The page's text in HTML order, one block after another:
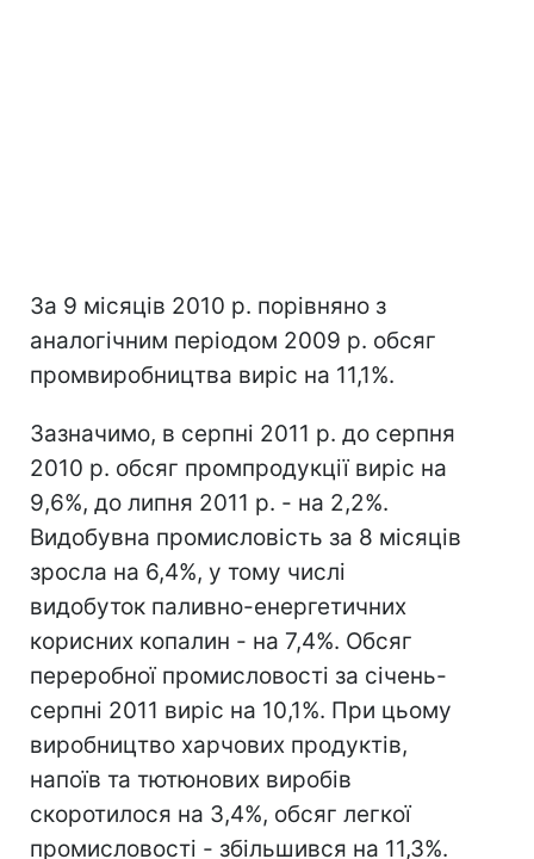
За 9 місяців 2010 р. порівняно з
аналогічним періодом 2009 р. обсяг
промвиробництва виріс на 11,1%.
Зазначимо, в серпні 2011 р. до серпня
2010 р. обсяг промпродукції виріс на
9,6%, до липня 2011 р. - на 2,2%.
Видобувна промисловість за 8 місяців
зросла на 6,4%, у тому числі
видобуток паливно-енергетичних
корисних копалин - на 7,4%. Обсяг
переробної промисловості за січень-
серпні 2011 виріс на 10,1%. При цьому
виробництво харчових продуктів,
напоїв та тютюнових виробів
скоротилося на 3,4%, обсяг легкої
промисловості - збільшився на 11,3%.